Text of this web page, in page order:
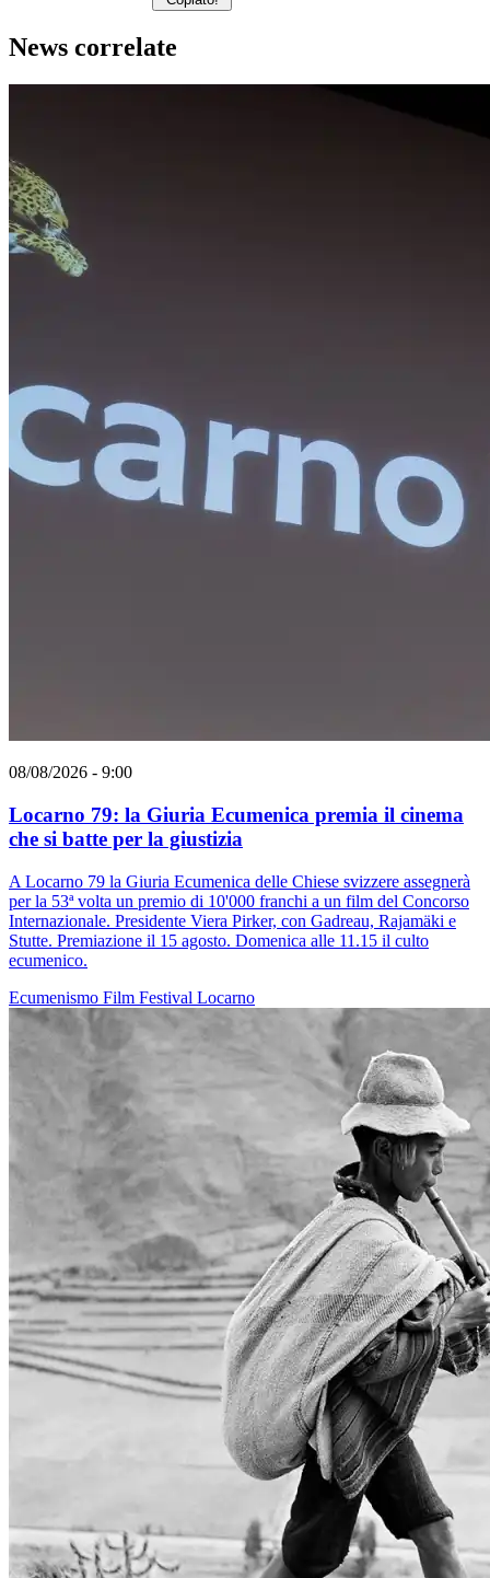
News correlate
08/08/2026 - 9:00
Locarno 79: la Giuria Ecumenica premia il cinema
che si batte per la giustizia
A Locarno 79 la Giuria Ecumenica delle Chiese svizzere assegnerà
per la 53ª volta un premio di 10'000 franchi a un film del Concorso
Internazionale. Presidente Viera Pirker, con Gadreau, Rajamäki e
Stutte. Premiazione il 15 agosto. Domenica alle 11.15 il culto
ecumenico.
Ecumenismo Film Festival Locarno